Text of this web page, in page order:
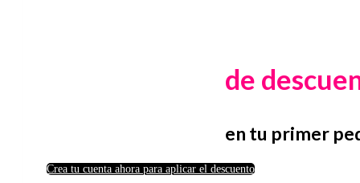
de
en tu primer
Crea tu cuenta ahora para aplicar el descuento